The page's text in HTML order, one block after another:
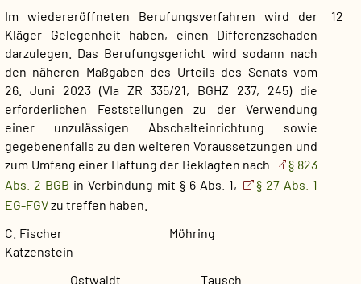
12
Im wiedereröffneten Berufungsverfahren wird der
Kläger Gelegenheit haben, einen Differenzschaden
darzulegen. Das Berufungsgericht wird sodann nach
den näheren Maßgaben des Urteils des Senats vom
26. Juni 2023 (VIa ZR 335/21, BGHZ 237, 245)die
erforderlichen
Feststellungen zu der Verwendung
einer unzulässigen Abschalteinrichtung sowie
gegebenenfalls zu den weiteren Voraussetzungen und
zum Umfang einer Haftung der Beklagten nach
§ 823
Abs. 2 BGB in Verbindung mit § 6 Abs. 1,
§ 27 Abs. 1
EG-FGVzu treffen haben.
C. Fischer
Möhring
Katzenstein
Ostwaldt
Tausch